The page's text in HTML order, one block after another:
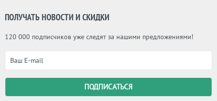
ПОЛУЧАТЬ НОВОСТИ И СКИДКИ
120 000 подписчиков уже следят за нашими предложениями!